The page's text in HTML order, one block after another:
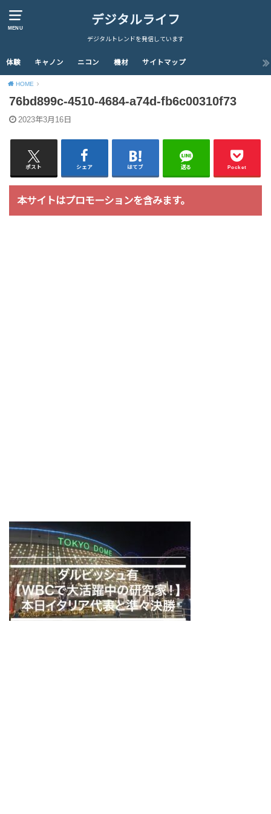
MENU
デジタルライフ
デジタルトレンドを発信しています
体験 キャノン ニコン 機材 サイトマップ
HOME
76bd899c-4510-4684-a74d-fb6c00310f73
2023年3月16日
ポスト シェア はてブ 送る Pocket
本サイトはプロモーションを含みます。